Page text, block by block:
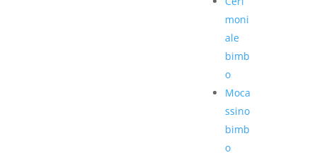
moni
ale
bimb
o
Moca
ssino
bimb
o